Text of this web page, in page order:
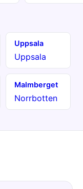
Uppsala
Uppsala
Malmberget
Norrbotten